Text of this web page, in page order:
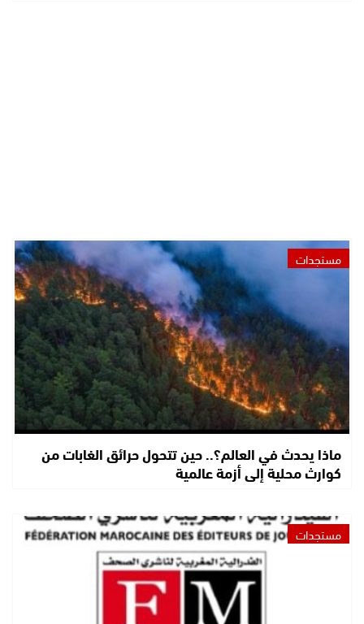
مستجدات
ماذا يحدث في العالم؟.. حين تتحول حرائق الغابات من
كوارث محلية إلى أزمة عالمية
مستجدات